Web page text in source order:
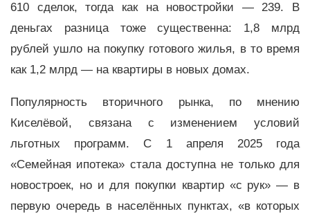
610 сделок, тогда как на новостройки — 239. В
деньгах разница тоже существенна: 1,8 млрд
рублей ушло на покупку готового жилья, в то время
как 1,2 млрд — на квартиры в новых домах.
Популярность вторичного рынка, по мнению
Киселёвой, связана с изменением условий
льготных программ. С 1 апреля 2025 года
«Семейная ипотека» стала доступна не только для
новостроек, но и для покупки квартир «с рук» — в
первую очередь в населённых пунктах, «в которых